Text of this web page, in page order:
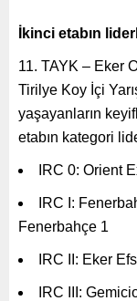
İkinci etabın
11. TAYK – Eker
Tirilye Koy İçi
yaşayanların
etabın kategori
IRC 0: Orient
IRC I:
Fenerbahçe 1
IRC II: Eker
IRC III: